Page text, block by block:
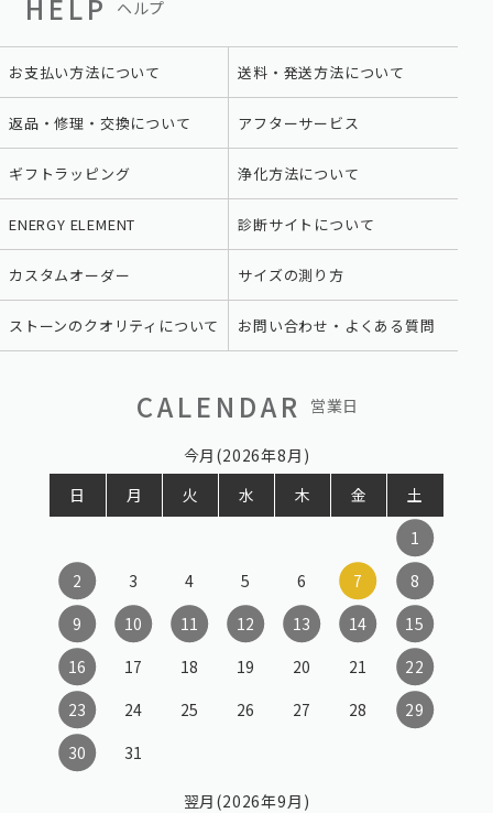
HELP ヘルプ
お支払い方法について 送料・発送方法について
返品・修理・交換について アフターサービス
ギフトラッピング 浄化方法について
ENERGY ELEMENT 診断サイトについて
カスタムオーダー サイズの測り方
ストーンのクオリティについて お問い合わせ・よくある質問
CALENDAR 営業日
今月(2026年8月)
日
月 火 水 木 金
土
1
2
3 4 5 6 7
8
9
10 11 12 13 14
15
16
17 18 19 20 21
22
23
24 25 26 27 28
29
30
31
翌月(2026年9月)